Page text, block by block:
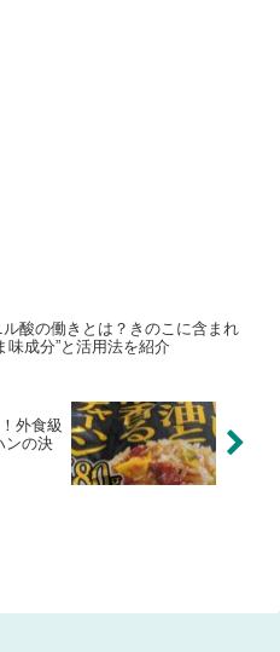
ル酸の働きとは？きのこに含まれ
味成分”と活用法を紹介
外食級
ンの決